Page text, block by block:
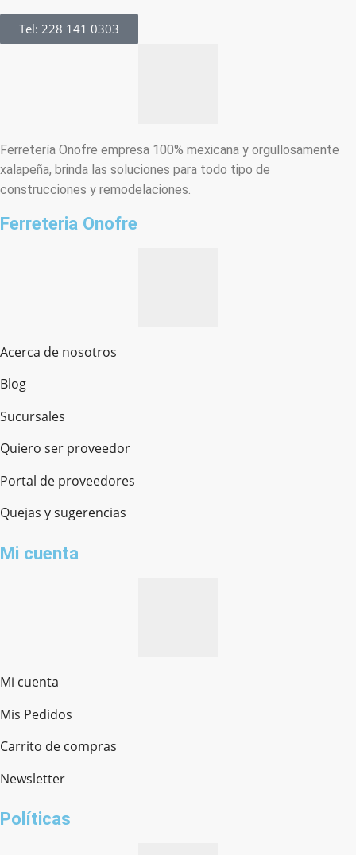
Tel: 228 141 0303
Ferretería Onofre empresa 100% mexicana y orgullosamente
xalapeña, brinda las soluciones para todo tipo de
construcciones y remodelaciones.
Ferreteria Onofre
Acerca de nosotros
Blog
Sucursales
Quiero ser proveedor
Portal de proveedores
Quejas y sugerencias
Mi cuenta
Mi cuenta
Mis Pedidos
Carrito de compras
Newsletter
Políticas